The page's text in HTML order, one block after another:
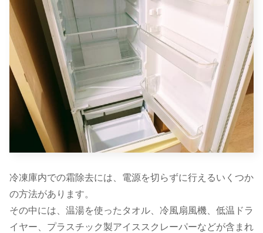
冷凍庫内での霜除去には、電源を切らずに行えるいくつか
の方法があります。
その中には、温湯を使ったタオル、冷風扇風機、低温ドラ
イヤー、プラスチック製アイススクレーパーなどが含まれ